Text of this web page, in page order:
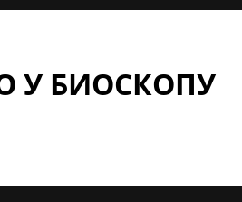
У БИОСКОПУ